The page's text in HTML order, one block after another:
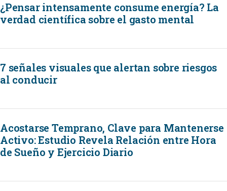
¿Pensar intensamente consume energía? La
verdad científica sobre el gasto mental
7 señales visuales que alertan sobre riesgos
al conducir
Acostarse Temprano, Clave para Mantenerse
Activo: Estudio Revela Relación entre Hora
de Sueño y Ejercicio Diario